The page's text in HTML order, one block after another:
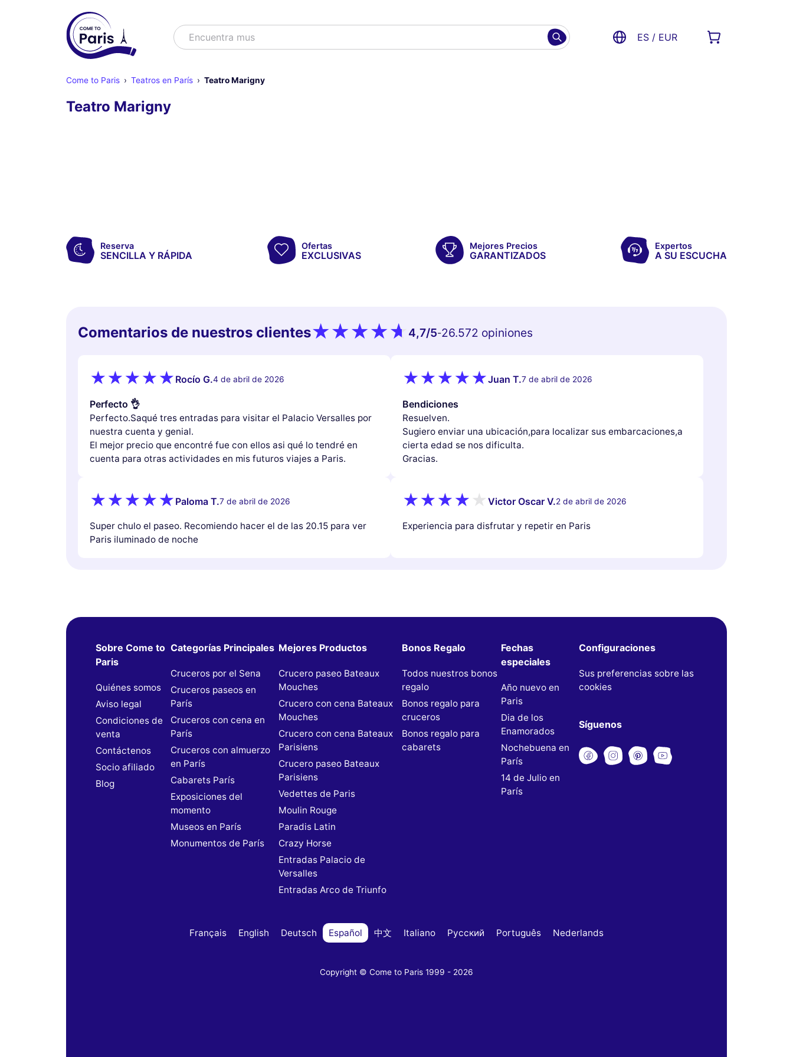
BuscarEncuentra museos ES / EUR
Come to Paris Teatros en París Teatro Marigny
Teatro Marigny
Reserva
SENCILLA Y RÁPIDA
Ofertas
EXCLUSIVAS
Mejores Precios
GARANTIZADOS
Expertos
A SU ESCUCHA
Comentarios de nuestros clientes 4,7/5-26.572 opiniones
Rocío G.4 de abril de 2026
Perfecto 👌
Perfecto.Saqué tres entradas para visitar el Palacio Versalles por
nuestra cuenta y genial.
El mejor precio que encontré fue con ellos asi qué lo tendré en
cuenta para otras actividades en mis futuros viajes a Paris.
Juan T.7 de abril de 2026
Bendiciones
Resuelven.
Sugiero enviar una ubicación,para localizar sus embarcaciones,a
cierta edad se nos dificulta.
Gracias.
Paloma T.7 de abril de 2026
Super chulo el paseo. Recomiendo hacer el de las 20.15 para ver
Paris iluminado de noche
Victor Oscar V.2 de abril de 2026
Experiencia para disfrutar y repetir en Paris
Sobre Come to
Paris
Quiénes somos
Aviso legal
Condiciones de
venta
Contáctenos
Socio afiliado
Blog
Categorías Principales
Cruceros por el Sena
Cruceros paseos en
París
Cruceros con cena en
París
Cruceros con almuerzo
en París
Cabarets París
Exposiciones del
momento
Museos en París
Monumentos de París
Mejores Productos
Crucero paseo Bateaux
Mouches
Crucero con cena Bateaux
Mouches
Crucero con cena Bateaux
Parisiens
Crucero paseo Bateaux
Parisiens
Vedettes de Paris
Moulin Rouge
Paradis Latin
Crazy Horse
Entradas Palacio de
Versalles
Entradas Arco de Triunfo
Bonos Regalo
Todos nuestros bonos
regalo
Bonos regalo para
cruceros
Bonos regalo para
cabarets
Fechas
especiales
Año nuevo en
Paris
Dia de los
Enamorados
Nochebuena en
París
14 de Julio en
París
Configuraciones
Sus preferencias sobre las
cookies
Síguenos
Français English Deutsch Español 中文 Italiano Русский Português Nederlands
Copyright © Come to Paris 1999 - 2026